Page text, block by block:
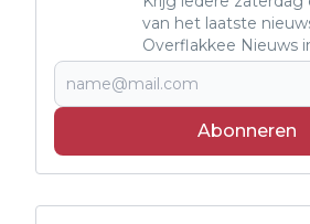
van het laatste
Overflakkee Nieuws
Abonneren